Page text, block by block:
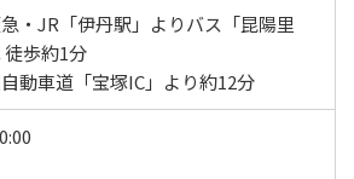
・JR「伊丹駅」よりバス「昆陽里
歩約1分
動車道「宝塚IC」より約12分